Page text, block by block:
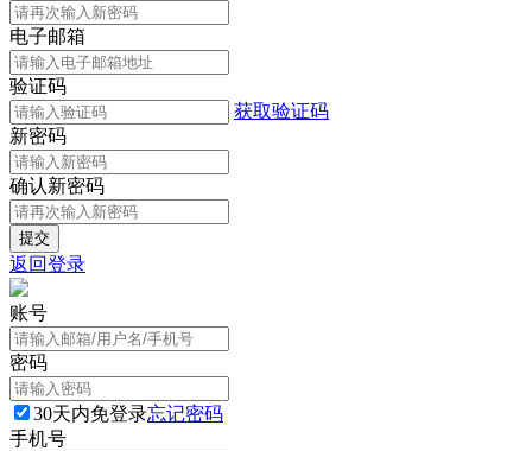
电子邮箱
验证码
获取验证码
新密码
确认新密码
返回登录
账号
密码
30天内免登录忘记密码
手机号